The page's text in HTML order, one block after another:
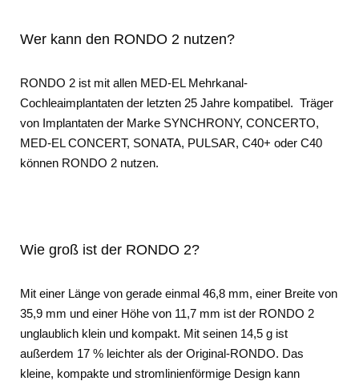
Wer kann den RONDO 2 nutzen?
RONDO 2 ist mit allen MED-EL Mehrkanal-
Cochleaimplantaten der letzten 25 Jahre kompatibel. Träger
von Implantaten der Marke SYNCHRONY, CONCERTO,
MED-EL CONCERT, SONATA, PULSAR, C40+ oder C40
können RONDO 2 nutzen.
Wie groß ist der RONDO 2?
Mit einer Länge von gerade einmal 46,8 mm, einer Breite von
35,9 mm und einer Höhe von 11,7 mm ist der RONDO 2
unglaublich klein und kompakt. Mit seinen 14,5 g ist
außerdem 17 % leichter als der Original-RONDO. Das
kleine, kompakte und stromlinienförmige Design kann